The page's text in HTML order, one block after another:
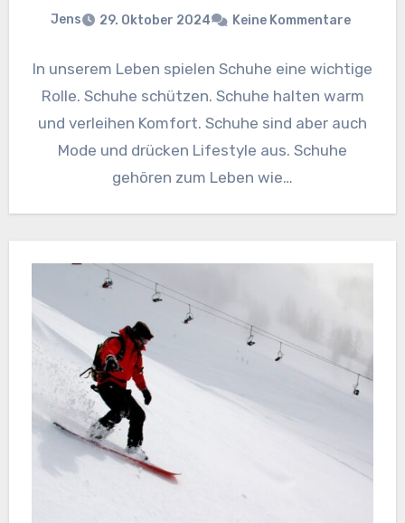
Jens 29. Oktober 2024 Keine Kommentare
In unserem Leben spielen Schuhe eine wichtige
Rolle. Schuhe schützen. Schuhe halten warm
und verleihen Komfort. Schuhe sind aber auch
Mode und drücken Lifestyle aus. Schuhe
gehören zum Leben wie…